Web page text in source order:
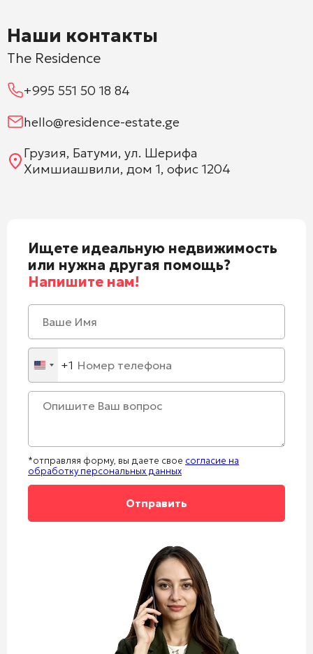
Наши контакты
The Residence
+995 551 50 18 84
hello@residence-estate.ge
Грузия, Батуми, ул. Шерифа
Химшиашвили, дом 1, офис 1204
Ищете идеальную недвижимость
или нужна другая помощь?
Напишите нам!
United
States
+1
+1
*отправляя форму, вы даете свое согласие на
обработку персональных данных